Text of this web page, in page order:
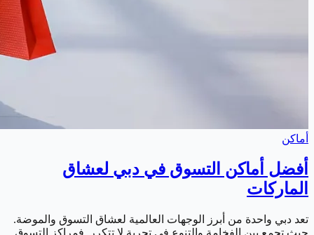
أماكن
أفضل أماكن التسوق في دبي لعشاق
الماركات
تعد دبي واحدة من أبرز الوجهات العالمية لعشاق التسوق والموضة.